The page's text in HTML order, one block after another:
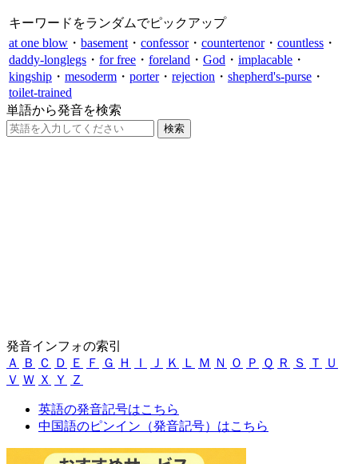
キーワードをランダムでピックアップ
at one blow ・ basement ・ confessor・ countertenor・ countless ・
daddy-longlegs ・ for free ・ foreland ・ God ・ implacable ・
kingship ・ mesoderm ・ porter・ rejection ・ shepherd's-purse ・
toilet-trained
単語から発音を検索
発音インフォの索引
Ａ
Ｂ Ｃ Ｄ Ｅ Ｆ Ｇ Ｈ Ｉ Ｊ Ｋ Ｌ Ｍ Ｎ Ｏ Ｐ Ｑ Ｒ Ｓ Ｔ
Ｕ
Ｖ Ｗ Ｘ Ｙ Ｚ
英語の発音記号はこちら
中国語のピンイン（発音記号）はこちら